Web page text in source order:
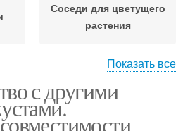
Соседи для цветущего
растения
Идеальные соседи
Показать все
с другими